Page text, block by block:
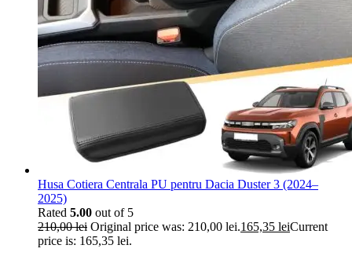
Husa Cotiera Centrala PU pentru Dacia Duster 3 (2024–
2025)
Rated 5.00 out of 5
210,00lei Original price was: 210,00 lei.165,35 leiCurrent
price is: 165,35 lei.